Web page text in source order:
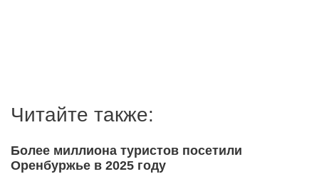
Читайте также:
Более миллиона туристов посетили
Оренбуржье в 2025 году